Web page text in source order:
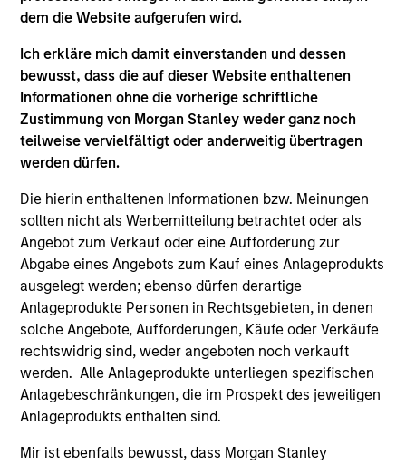
dem die Website aufgerufen wird.
Ich erkläre mich damit einverstanden und dessen
bewusst, dass die auf dieser Website enthaltenen
Informationen ohne die vorherige schriftliche
Zustimmung von Morgan Stanley weder ganz noch
teilweise vervielfältigt oder anderweitig übertragen
werden dürfen.
Die hierin enthaltenen Informationen bzw. Meinungen
sollten nicht als Werbemitteilung betrachtet oder als
Angebot zum Verkauf oder eine Aufforderung zur
Abgabe eines Angebots zum Kauf eines Anlageprodukts
ausgelegt werden; ebenso dürfen derartige
Anlageprodukte Personen in Rechtsgebieten, in denen
solche Angebote, Aufforderungen, Käufe oder Verkäufe
rechtswidrig sind, weder angeboten noch verkauft
werden. Alle Anlageprodukte unterliegen spezifischen
Anlagebeschränkungen, die im Prospekt des jeweiligen
Anlageprodukts enthalten sind.
Mir ist ebenfalls bewusst, dass Morgan Stanley
Team Insights
ALTS IN FOCUS
Private Equity 2026 Outlook
We believe the present cycle has several more
years to run, leading to healthier exits and
distributions to PE investors. Learn why in our